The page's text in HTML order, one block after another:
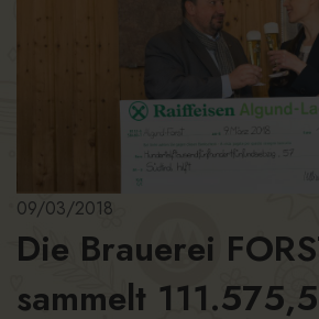
09/03/2018
Die Brauerei
sammelt